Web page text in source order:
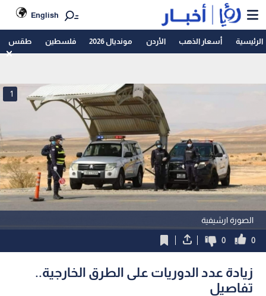
English
الرئيسية أسعار الذهب الأردن مونديال 2026 فلسطين طقس
الصورة ارشيفية
1
0
0
زيادة عدد الدوريات على الطرق الخارجية..
تفاصيل